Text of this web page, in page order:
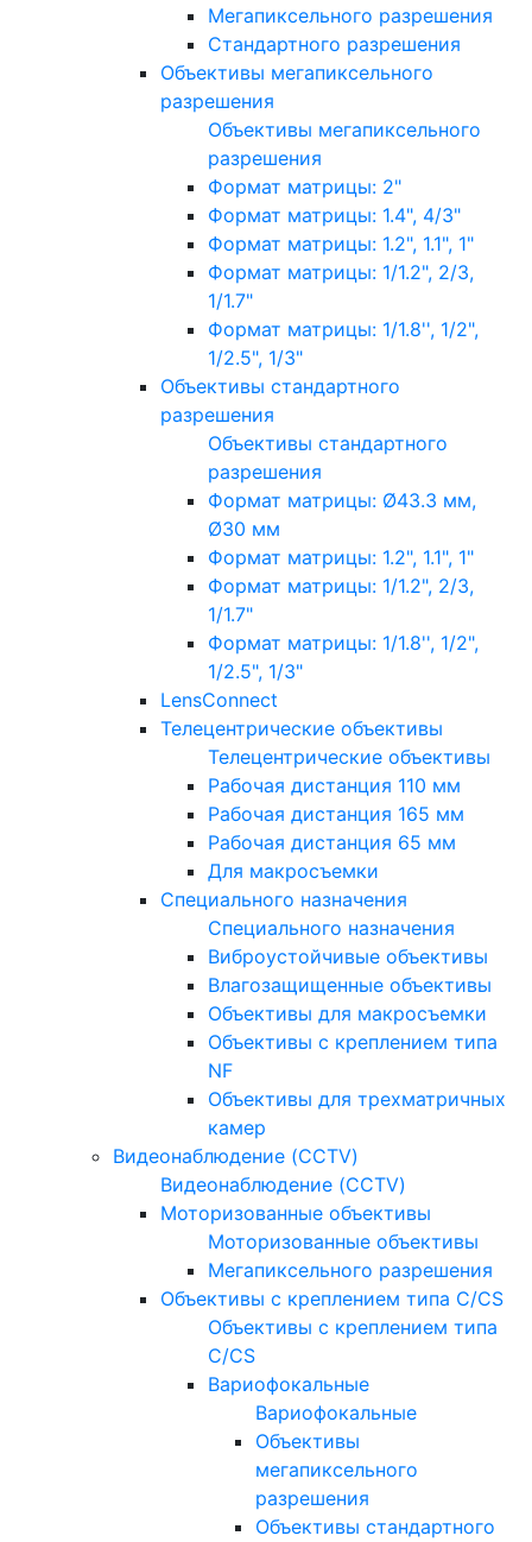
Мегапиксельного разрешения
Стандартного разрешения
Объективы мегапиксельного
разрешения
Объективы мегапиксельного
разрешения
Формат матрицы: 2"
Формат матрицы: 1.4", 4/3"
Формат матрицы: 1.2", 1.1", 1"
Формат матрицы: 1/1.2", 2/3,
1/1.7"
Формат матрицы: 1/1.8'', 1/2",
1/2.5", 1/3"
Объективы стандартного
разрешения
Объективы стандартного
разрешения
Формат матрицы: Ø43.3 мм,
Ø30 мм
Формат матрицы: 1.2", 1.1", 1"
Формат матрицы: 1/1.2", 2/3,
1/1.7"
Формат матрицы: 1/1.8'', 1/2",
1/2.5", 1/3"
LensConnect
Телецентрические объективы
Телецентрические объективы
Рабочая дистанция 110 мм
Рабочая дистанция 165 мм
Рабочая дистанция 65 мм
Для макросъемки
Специального назначения
Специального назначения
Виброустойчивые объективы
Влагозащищенные объективы
Объективы для макросъемки
Объективы с креплением типа
NF
Объективы для трехматричных
камер
Видеонаблюдение (CCTV)
Видеонаблюдение (CCTV)
Моторизованные объективы
Моторизованные объективы
Мегапиксельного разрешения
Объективы с креплением типа C/CS
Объективы с креплением типа
C/CS
Вариофокальные
Вариофокальные
Объективы
мегапиксельного
разрешения
Объективы стандартного